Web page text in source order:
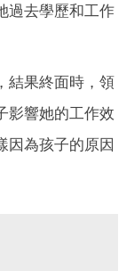
過去學歷和工作
結果終面時，領
影響她的工作效
因為孩子的原因